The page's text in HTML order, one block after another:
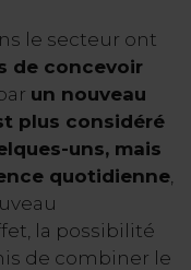
le secteur ont
de concevoir
un nouveau
plus considéré
uns, mais
quotidienne
la possibilité
de combiner le